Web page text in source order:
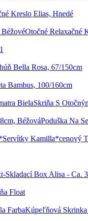
Kreslo Elias, Hnedé
Otočné Relaxačné
Bella Rosa, 67/150cm
Bambus, 100/160cm
Skriňa S
Poduška Na
Servítky Kamilla*cenový
Skladací Box Alisa - Ca.
Float
Kúpeľňová Skrinka